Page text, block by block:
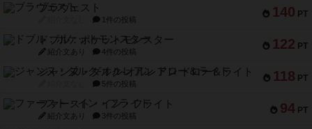
140 PT
ブラヴェスト
1件の投稿
122 PT
ドブル：ポケットモンスター
紹介文あり 4件の投稿
118 PT
ジャンヌ・ダルク-オルレアン ドロー＆ライト
5件の投稿
94 PT
ファースト・イン・フライト
紹介文あり 3件の投稿